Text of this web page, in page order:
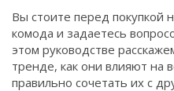
Политика
ФЗ-152
Связаться
Вы стоите перед покупкой
комода и задаетесь
этом руководстве
тренде, как они влияют на
правильно сочетать их с